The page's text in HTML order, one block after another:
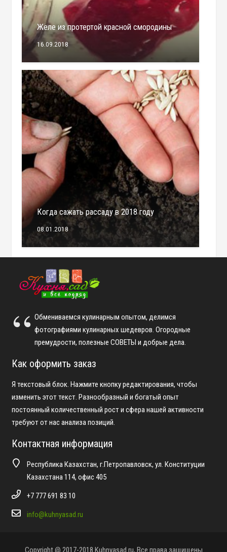
Желе из протертой красной смородины
16.09.2018
Когда сажать рассаду в 2018 году
08.01.2018
Обмениваемся кулинарным опытом, делимся
фотографиями кулинарных шедевров. Огородные
премудрости, полезные СОВЕТЫ и добрые дела.
Как оформить заказ
Я текстовый блок. Нажмите кнопку редактирования, чтобы
изменить этот текст. Разнообразный и богатый опыт
постоянный количественный рост и сфера нашей активности
требуют от нас анализа позиций.
Контактная информация
Республика Казахстан, г.Петропавловск, ул. Конституции
Казахстана 114, офис 405
+7 777 691 83 10
info@kuhnyasad.ru
Copyright @ 2017-2018 Kuhnyasad.ru, Все права защищены